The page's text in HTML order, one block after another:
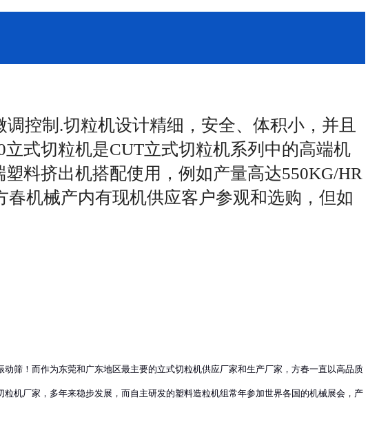
控制.切粒机设计精细，安全、体积小，并且
式切粒机是CUT立式切粒机系列中的高端机
料挤出机搭配使用，例如产量高达550KG/HR
春机械产内有现机供应客户参观和选购，但如
筛！而作为东莞和广东地区最主要的立式切粒机供应厂家和生产厂家，方春一直以高品质
机厂家，多年来稳步发展，而自主研发的塑料造粒机组常年参加世界各国的机械展会，产